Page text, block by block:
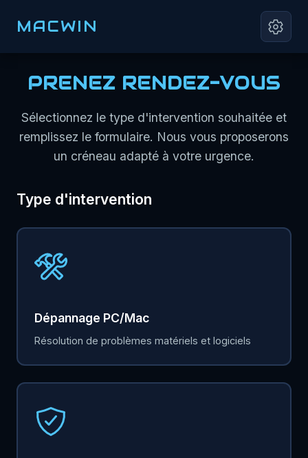
MACWIN
PRENEZ RENDEZ-VOUS
Sélectionnez le type d'intervention souhaitée et
remplissez le formulaire. Nous vous proposerons
un créneau adapté à votre urgence.
Type d'intervention
Dépannage PC/Mac
Résolution de problèmes matériels et logiciels